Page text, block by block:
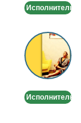
Исполнитель
Тантрический
массаж
Исполнитель